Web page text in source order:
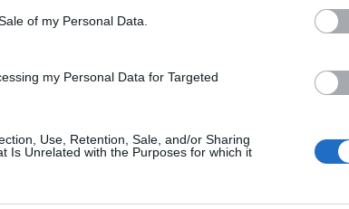
of my Personal Data.
my Personal Data for Targeted
Use, Retention, Sale, and/or Sharing
Is Unrelated with the Purposes for which it
elég
csokit
és